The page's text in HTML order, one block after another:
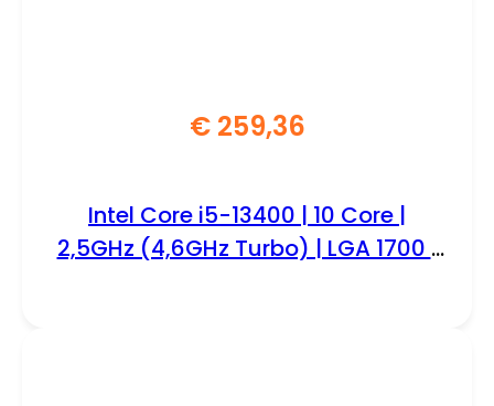
€259,36
Intel Core i5-13400 | 10 Core |
2,5GHz (4,6GHz Turbo) | LGA 1700 |